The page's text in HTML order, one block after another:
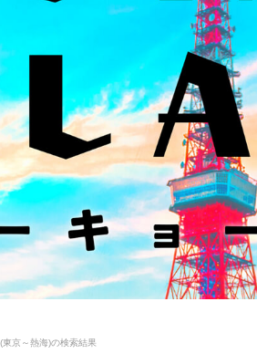
京～熱海)の検索結果